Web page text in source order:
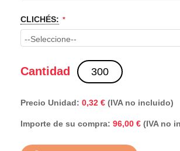
CLICHÉS:
Cantidad
Precio Unidad: 0,32 € (IVA no incluido)
Importe de su compra: 96,00 € (IVA no